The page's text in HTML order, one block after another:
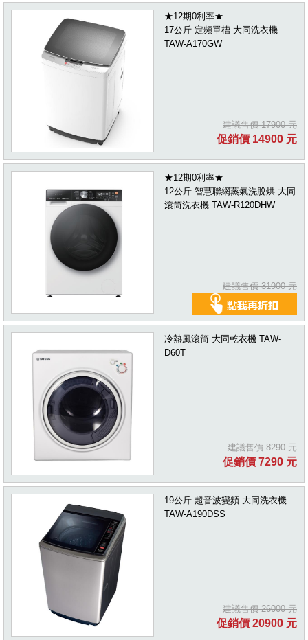
★12期0利率★
17公斤 定頻單槽 大同洗衣機
TAW-A170GW
建議售價 17900 元
促銷價 14900 元
★12期0利率★
12公斤 智慧聯網蒸氣洗脫烘 大同
滾筒洗衣機 TAW-R120DHW
建議售價 31900 元
冷熱風滾筒 大同乾衣機 TAW-
D60T
建議售價 8290 元
促銷價 7290 元
19公斤 超音波變頻 大同洗衣機
TAW-A190DSS
建議售價 26000 元
促銷價 20900 元